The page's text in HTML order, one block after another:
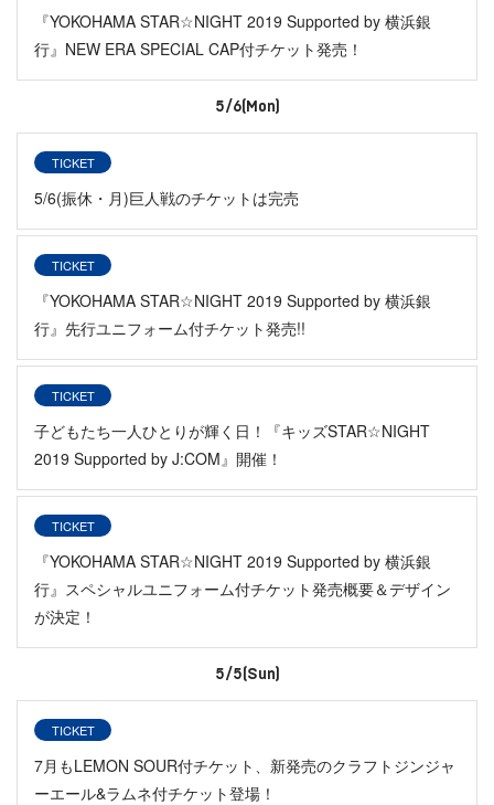
『YOKOHAMA STAR☆NIGHT 2019 Supported by 横浜銀
行』NEW ERA SPECIAL CAP付チケット発売！
5/6(Mon)
TICKET
5/6(振休・月)巨人戦のチケットは完売
TICKET
『YOKOHAMA STAR☆NIGHT 2019 Supported by 横浜銀
行』先行ユニフォーム付チケット発売!!
TICKET
子どもたち一人ひとりが輝く日！『キッズSTAR☆NIGHT
2019 Supported by J:COM』開催！
TICKET
『YOKOHAMA STAR☆NIGHT 2019 Supported by 横浜銀
行』スペシャルユニフォーム付チケット発売概要＆デザイン
が決定！
5/5(Sun)
TICKET
7月もLEMON SOUR付チケット、新発売のクラフトジンジャ
ーエール&ラムネ付チケット登場！